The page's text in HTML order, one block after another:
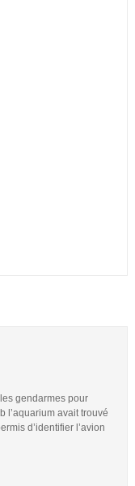
gendarmes pour
l’aquarium avait trouvé
d’identifier l’avion